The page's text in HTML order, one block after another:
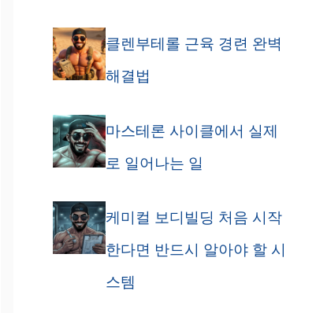
클렌부테롤 근육 경련 완벽
해결법
마스테론 사이클에서 실제
로 일어나는 일
케미컬 보디빌딩 처음 시작
한다면 반드시 알아야 할 시
스템